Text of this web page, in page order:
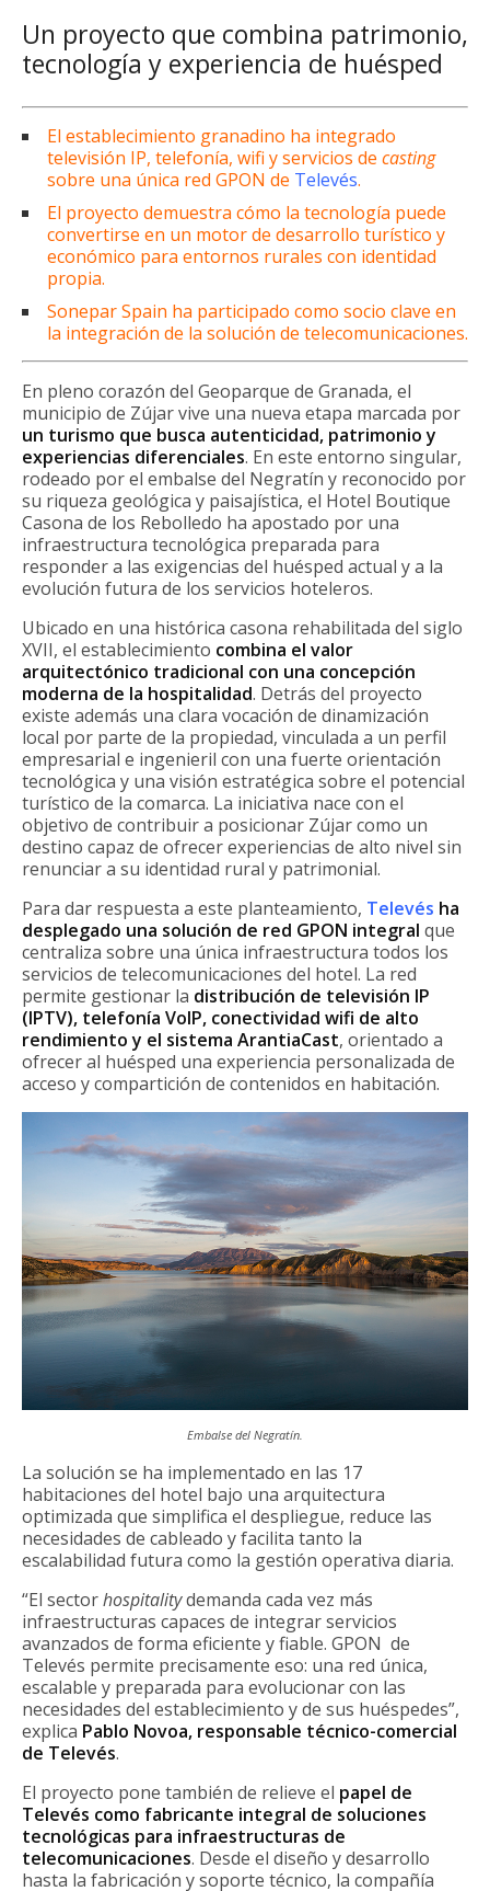
Un proyecto que combina patrimonio,
tecnología y experiencia de huésped
El establecimiento granadino ha integrado
televisión IP, telefonía, wifi y servicios de casting
sobre una única red GPON de Televés.
El proyecto demuestra cómo la tecnología puede
convertirse en un motor de desarrollo turístico y
económico para entornos rurales con identidad
propia.
Sonepar Spain ha participado como socio clave en
la integración de la solución de telecomunicaciones.
En pleno corazón del Geoparque de Granada, el
municipio de Zújar vive una nueva etapa marcada por
un turismo que busca autenticidad, patrimonio y
experiencias diferenciales. En este entorno singular,
rodeado por el embalse del Negratín y reconocido por
su riqueza geológica y paisajística, el Hotel Boutique
Casona de los Rebolledo ha apostado por una
infraestructura tecnológica preparada para
responder a las exigencias del huésped actual y a la
evolución futura de los servicios hoteleros.
Ubicado en una histórica casona rehabilitada del siglo
XVII, el establecimiento combina el valor
arquitectónico tradicional con una concepción
moderna de la hospitalidad. Detrás del proyecto
existe además una clara vocación de dinamización
local por parte de la propiedad, vinculada a un perfil
empresarial e ingenieril con una fuerte orientación
tecnológica y una visión estratégica sobre el potencial
turístico de la comarca. La iniciativa nace con el
objetivo de contribuir a posicionar Zújar como un
destino capaz de ofrecer experiencias de alto nivel sin
renunciar a su identidad rural y patrimonial.
Para dar respuesta a este planteamiento, Televés ha
desplegado una solución de red GPON integral que
centraliza sobre una única infraestructura todos los
servicios de telecomunicaciones del hotel. La red
permite gestionar la distribución de televisión IP
(IPTV), telefonía VoIP, conectividad wifi de alto
rendimiento y el sistema ArantiaCast, orientado a
ofrecer al huésped una experiencia personalizada de
acceso y compartición de contenidos en habitación.
Embalse del Negratín.
La solución se ha implementado en las 17
habitaciones del hotel bajo una arquitectura
optimizada que simplifica el despliegue, reduce las
necesidades de cableado y facilita tanto la
escalabilidad futura como la gestión operativa diaria.
“El sectorhospitalitydemanda cada vez más
infraestructuras capaces de integrar servicios
avanzados de forma eficiente y fiable. GPON de
Televés permite precisamente eso: una red única,
escalable y preparada para evolucionar con las
necesidades del establecimiento y de sus huéspedes”,
explica Pablo Novoa, responsable técnico-comercial
de Televés.
El proyecto pone también de relieve el papel de
Televés como fabricante integral de soluciones
tecnológicas para infraestructuras de
telecomunicaciones. Desde el diseño y desarrollo
hasta la fabricación y soporte técnico, la compañía